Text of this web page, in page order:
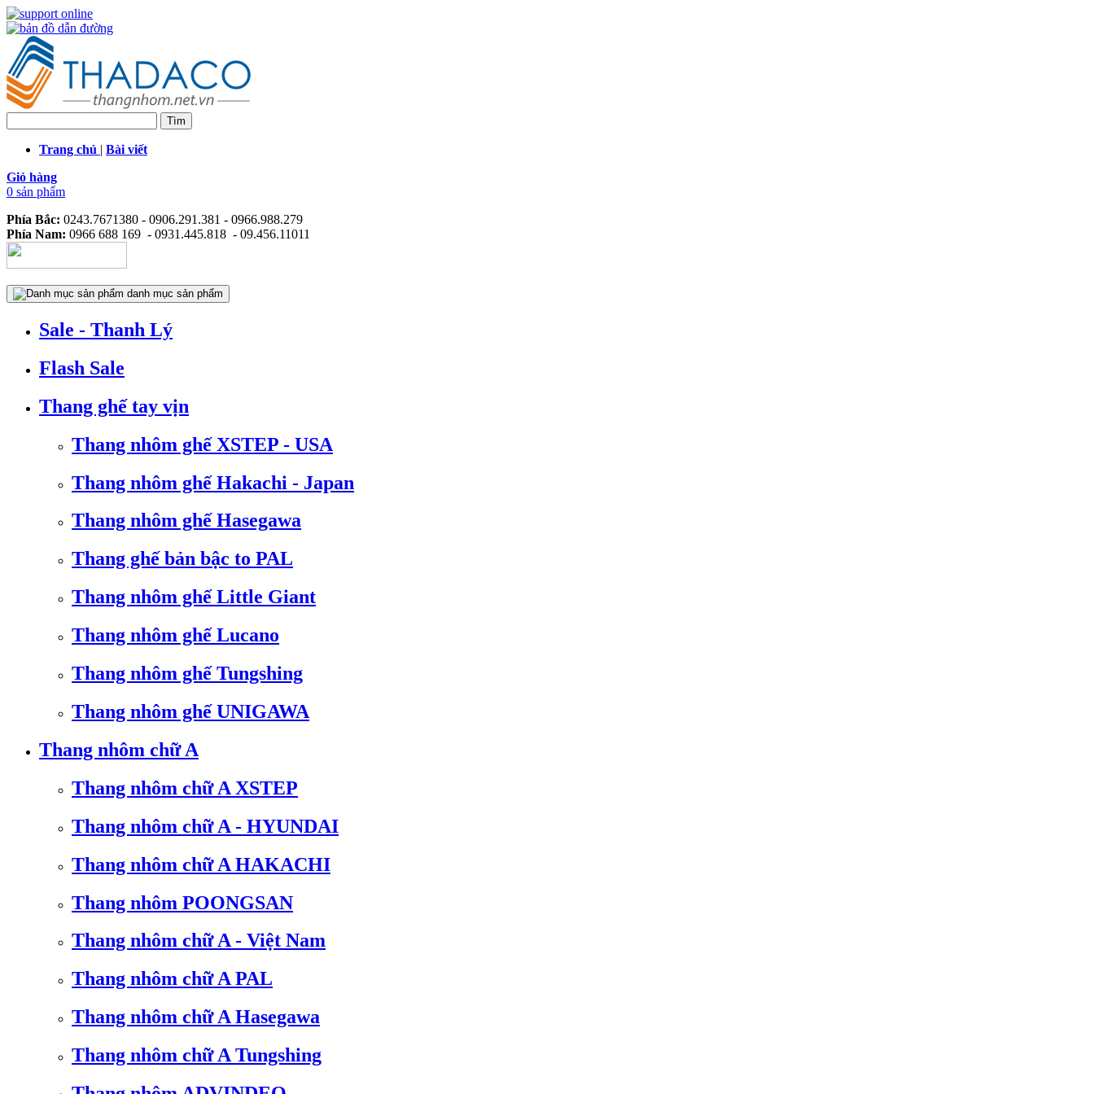
Trang chủ | Bài viết
Giỏ hàng
0 sản phẩm
Phía Bắc: 0243.7671380 - 0906.291.381 - 0966.988.279
Phía Nam: 0966 688 169 - 0931.445.818 - 09.456.11011
danh mục sản phẩm
Sale - Thanh Lý
Flash Sale
Thang ghế tay vịn
Thang nhôm ghế XSTEP - USA
Thang nhôm ghế Hakachi - Japan
Thang nhôm ghế Hasegawa
Thang ghế bản bậc to PAL
Thang nhôm ghế Little Giant
Thang nhôm ghế Lucano
Thang nhôm ghế Tungshing
Thang nhôm ghế UNIGAWA
Thang nhôm chữ A
Thang nhôm chữ A XSTEP
Thang nhôm chữ A - HYUNDAI
Thang nhôm chữ A HAKACHI
Thang nhôm POONGSAN
Thang nhôm chữ A - Việt Nam
Thang nhôm chữ A PAL
Thang nhôm chữ A Hasegawa
Thang nhôm chữ A Tungshing